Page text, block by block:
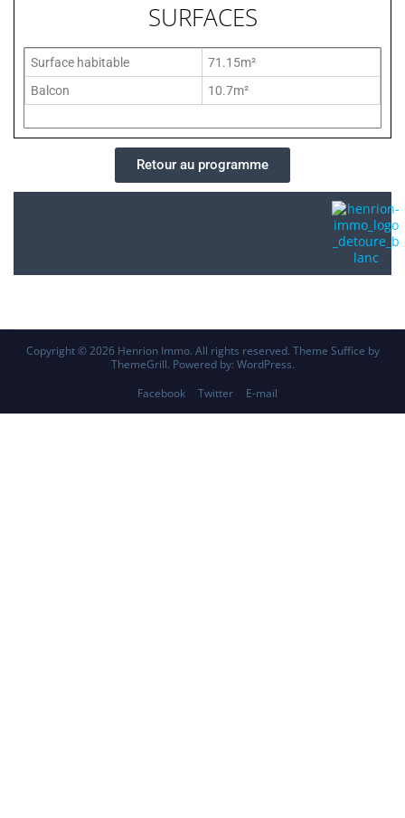
SURFACES
Surface habitable
71.15m²
Balcon
10.7m²
Retour au programme
Copyright © 2026 Henrion Immo. All rights reserved. Theme Suffice by
ThemeGrill. Powered by: WordPress.
Facebook
Twitter E-mail